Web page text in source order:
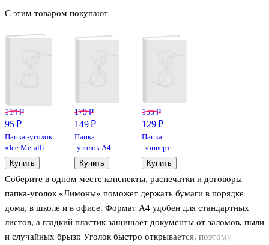
Соберите в одном месте конспекты, распечатки и договоры —
папка-уголок «Лимоны» поможет держать бумаги в порядке
дома, в школе и в офисе. Формат А4 удобен для стандартных
листов, а гладкий пластик защищает документы от заломов, пыли
и случайных брызг. Уголок быстро открывается, поэтому
С этим товаром покупают
114 ₽
95 ₽
Папка -уголок
«Ice Metallic»
А4, пластик,
непрозрачная,
в
ассортименте,
Купить
179 ₽
149 ₽
Папка
-уголок А4,
пластик, с
карманом
для визитки
Купить
155 ₽
129 ₽
Папка
-конверт
«Облака» А4
на кнопке,
Yoi
Купить